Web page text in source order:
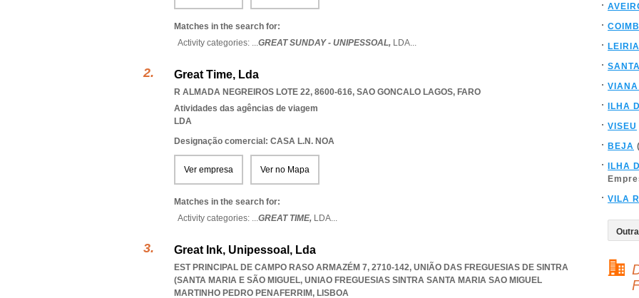
Matches in the search for:
Activity categories: ...GREAT SUNDAY - UNIPESSOAL, LDA...
Great Time, Lda
R ALMADA NEGREIROS LOTE 22, 8600-616, SAO GONCALO LAGOS, FARO
Atividades das agências de viagem
LDA
Designação comercial: CASA L.N. NOA
Ver empresa Ver no Mapa
Matches in the search for:
Activity categories: ...GREAT TIME, LDA...
Great Ink, Unipessoal, Lda
EST PRINCIPAL DE CAMPO RASO ARMAZÉM 7, 2710-142, UNIÃO DAS FREGUESIAS DE SINTRA
(SANTA MARIA E SÃO MIGUEL, UNIAO FREGUESIAS SINTRA SANTA MARIA SAO MIGUEL
MARTINHO PEDRO PENAFERRIM, LISBOA
LEIRIA
ILHA
VISEU
BEJA
ILHA
VILA